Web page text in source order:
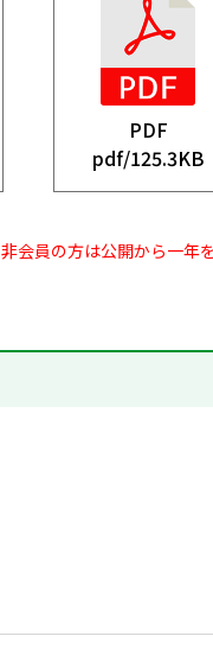
PDF
pdf/125.3KB
非会員の方は公開から一年